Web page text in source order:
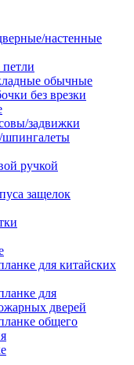
настенные
обычные
без врезки
задвижки
ручкой
защелок
для китайских
для
дверей
общего